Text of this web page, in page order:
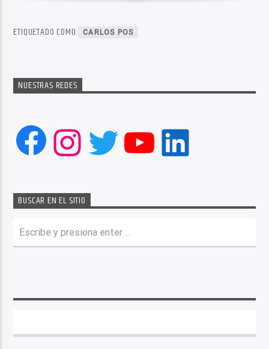
ETIQUETADO COMO: CARLOS POS
NUESTRAS REDES
Facebook
Instagram
Twitter
YouTube
LinkedIn
BUSCAR EN EL SITIO